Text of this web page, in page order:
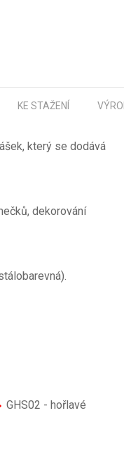
KE STAŽENÍ
který se dodává
dekorování
GHS02 - hořlavé